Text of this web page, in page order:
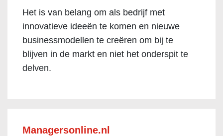
Het is van belang om als bedrijf met
innovatieve ideeën te komen en nieuwe
businessmodellen te creëren om bij te
blijven in de markt en niet het onderspit te
delven.
Managersonline.nl